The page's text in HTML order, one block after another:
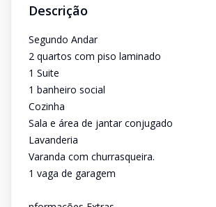
Descrição
Segundo Andar
2 quartos com piso laminado
1 Suite
1 banheiro social
Cozinha
Sala e área de jantar conjugado
Lavanderia
Varanda com churrasqueira.
1 vaga de garagem